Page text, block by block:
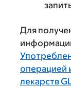
Для
операцией
лекарств